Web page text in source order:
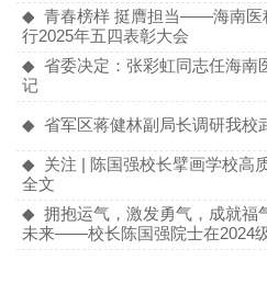
◆ 青春榜样 挺膺担当——海南医
行2025年五四表彰大会
◆ 省委决定：张彩虹同志任海南
记
◆ 省军区蒋健林副局长调研我校
◆ 关注 | 陈国强校长擘画学校高
全文
◆ ​拥抱运气，激发勇气，成就福
未来——校长陈国强院士在2024
上的讲话